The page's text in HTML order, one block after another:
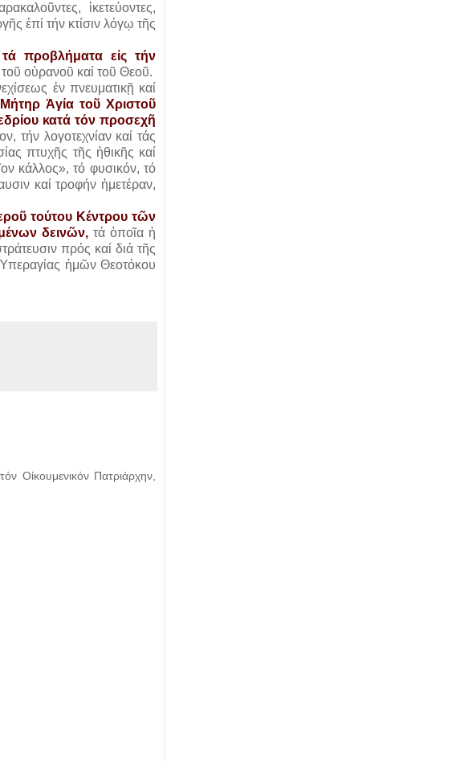
ἱκετεύοντες,
ἐπί τήν κτίσιν λόγῳ τῆς
προβλήματα εἰς τήν
οὐρανοῦ καί τοῦ Θεοῦ.
ἐν πνευματικῇ καί
Ἁγία τοῦ Χριστοῦ
κατά τόν προσεχῆ
τήν λογοτεχνίαν καί τάς
πτυχῆς τῆς ἠθικῆς καί
κάλλος», τό φυσικόν, τό
καί τροφήν ἡμετέραν,
τούτου Κέντρου τῶν
δεινῶν,τά ὁποῖα ἡ
πρός καί διά τῆς
ἡμῶν Θεοτόκου
Οἰκουμενικόν Πατριάρχην,